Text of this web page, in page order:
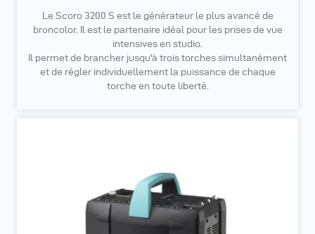
Le Scoro 3200 S est le générateur le plus avancé de
broncolor. Il est le partenaire idéal pour les prises de vue
intensives en studio.
Il permet de brancher jusqu'à trois torches simultanément
et de régler individuellement la puissance de chaque
torche en toute liberté.